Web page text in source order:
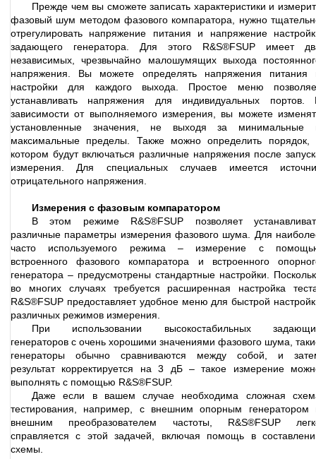
Прежде чем вы сможете записать характеристики и
фазовый шум методом фазового компаратора, нужно
отрегулировать напряжение питания и напряжение
задающего генератора. Для этого R&S®FSUP имеет
независимых, чрезвычайно малошумящих выхода
напряжения. Вы можете определять напряжения питания
настройки для каждого выхода. Простое меню
устанавливать напряжения для индивидуальных портов.
зависимости от выполняемого измерения, вы можете
установленные значения, не выходя за минимальные
максимальные пределы. Также можно определить порядок,
котором будут включаться различные напряжения после
измерения. Для специальных случаев имеется
отрицательного напряжения.
Измерения с фазовым компаратором
В этом режиме R&S®FSUP позволяет
различные параметры измерения фазового шума. Для
часто используемого режима – измерение с
встроенного фазового компаратора и встроенного
генератора – предусмотрены стандартные настройки.
во многих случаях требуется расширенная настройка
R&S®FSUP предоставляет удобное меню для быстрой
различных режимов измерения.
При использовании высокостабильных
генераторов с очень хорошими значениями фазового шума,
генераторы обычно сравниваются между собой, и
результат корректируется на 3 дБ – такое измерение
выполнять с помощью R&S®FSUP.
Даже если в вашем случае необходима сложная
тестирования, например, с внешним опорным генератором
внешним преобразователем частоты, R&S®FSUP
справляется с этой задачей, включая помощь в
схемы.